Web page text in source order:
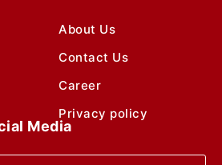
About Us
Contact Us
Career
Privacy policy
Media